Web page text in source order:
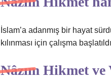
İslam’a adanmış bir hayat
kılınması için çalışma
Nâzım Hikmet ve